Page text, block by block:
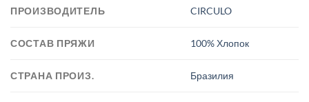
ПРОИЗВОДИТЕЛЬ CIRCULO
СОСТАВ ПРЯЖИ 100% Хлопок
СТРАНА ПРОИЗ. Бразилия